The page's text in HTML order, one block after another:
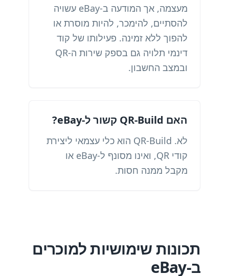
מעצמה, אך המודעה ב-eBay עשויה
להסתיים, להימכר, להיות מוסרת או
להפוך ללא זמינה. פעילותו של קוד
דינמי תלויה גם בספק שירות ה-QR
ובמצב החשבון.
האם QR-Build קשור ל-eBay?
לא. QR-Build הוא כלי עצמאי ליצירת
קודי QR, ואינו מסונף ל-eBay או
מקבל ממנה חסות.
תכונות שימושיות למוכרים
ב-eBay